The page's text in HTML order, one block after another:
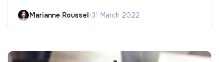
Marianne Roussel•31 March 2022